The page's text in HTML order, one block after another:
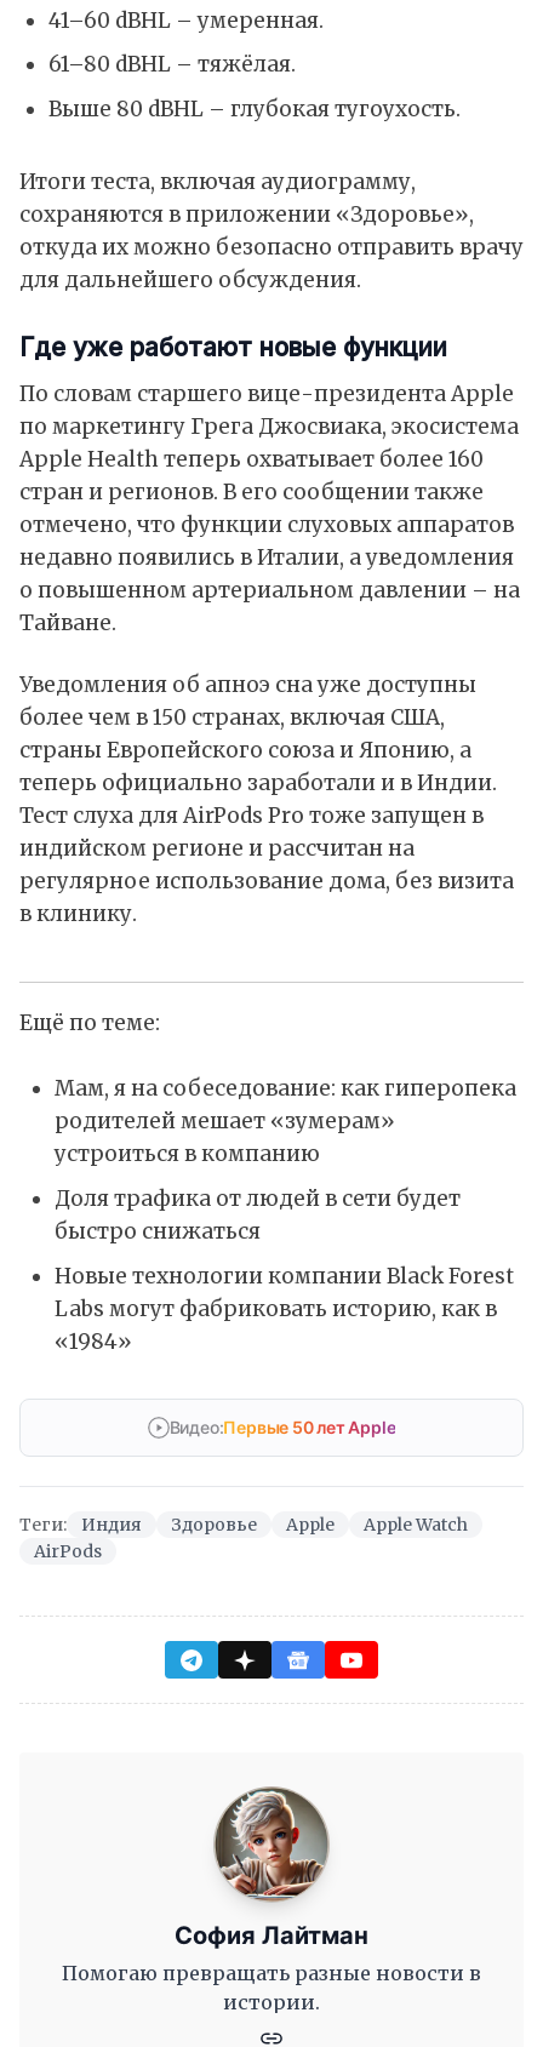
41–60 dBHL – умеренная.
61–80 dBHL – тяжёлая.
Выше 80 dBHL – глубокая тугоухость.
Итоги теста, включая аудиограмму,
сохраняются в приложении «Здоровье»,
откуда их можно безопасно отправить врачу
для дальнейшего обсуждения.
Где уже работают новые функции
По словам старшего вице-президента Apple
по маркетингу Грега Джосвиакa, экосистема
Apple Health теперь охватывает более 160
стран и регионов. В его сообщении также
отмечено, что функции слуховых аппаратов
недавно появились в Италии, а уведомления
о повышенном артериальном давлении – на
Тайване.
Уведомления об апноэ сна уже доступны
более чем в 150 странах, включая США,
страны Европейского союза и Японию, а
теперь официально заработали и в Индии.
Тест слуха для AirPods Pro тоже запущен в
индийском регионе и рассчитан на
регулярное использование дома, без визита
в клинику.
Ещё по теме:
Мам, я на собеседование: как гиперопека
родителей мешает «зумерам»
устроиться в компанию
Доля трафика от людей в сети будет
быстро снижаться
Новые технологии компании Black Forest
Labs могут фабриковать историю, как в
«1984»
Видео:Первые 50 лет Apple
Теги: Индия Здоровье Apple
Apple Watch
AirPods
София Лайтман
Помогаю превращать разные новости в
истории.